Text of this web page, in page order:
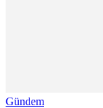
Gündem